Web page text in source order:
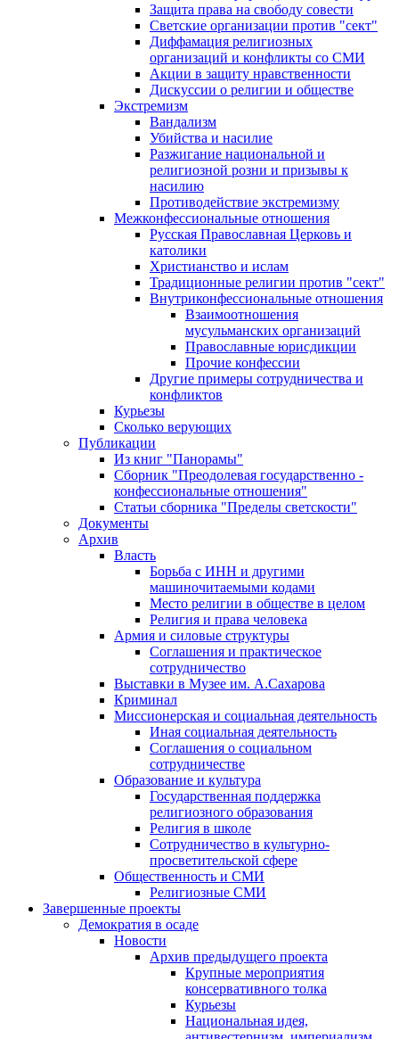
Защита права на свободу совести
Светские организации против "сект"
Диффамация религиозных
организаций и конфликты со СМИ
Акции в защиту нравственности
Дискуссии о религии и обществе
Экстремизм
Вандализм
Убийства и насилие
Разжигание национальной и
религиозной розни и призывы к
насилию
Противодействие экстремизму
Межконфессиональные отношения
Русская Православная Церковь и
католики
Христианство и ислам
Традиционные религии против "сект"
Внутриконфессиональные отношения
Взаимоотношения
мусульманских организаций
Православные юрисдикции
Прочие конфессии
Другие примеры сотрудничества и
конфликтов
Курьезы
Сколько верующих
Публикации
Из книг "Панорамы"
Сборник "Преодолевая государственно -
конфессиональные отношения"
Статьи сборника "Пределы светскости"
Документы
Архив
Власть
Борьба с ИНН и другими
машиночитаемыми кодами
Место религии в обществе в целом
Религия и права человека
Армия и силовые структуры
Соглашения и практическое
сотрудничество
Выставки в Музее им. А.Сахарова
Криминал
Миссионерская и социальная деятельность
Иная социальная деятельность
Соглашения о социальном
сотрудничестве
Образование и культура
Государственная поддержка
религиозного образования
Религия в школе
Сотрудничество в культурно-
просветительской сфере
Общественность и СМИ
Религиозные СМИ
Завершенные проекты
Демократия в осаде
Новости
Архив предыдущего проекта
Крупные мероприятия
консервативного толка
Курьезы
Национальная идея,